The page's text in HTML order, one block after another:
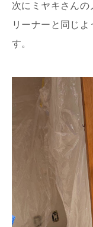
次にミヤキさんの
リーナーと同じ
す。